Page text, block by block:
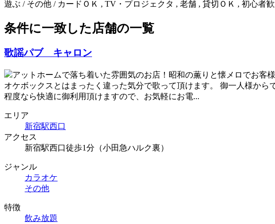
遊ぶ / その他 / カードＯＫ , TV・プロジェクタ , 老舗 , 貸切ＯＫ , 初心者
条件に一致した店舗の一覧
歌謡パブ キャロン
アットホームで落ち着いた雰囲気のお店！昭和の薫りと懐メロでお客
オケボックスとはまったく違った気分で歌って頂けます。 御一人様か
程度なら快適に御利用頂けますので、お気軽にお電...
エリア
新宿駅西口
アクセス
新宿駅西口徒歩1分（小田急ハルク裏）
ジャンル
カラオケ
その他
特徴
飲み放題